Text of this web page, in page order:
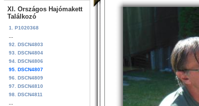
XI. Országos Hajómakett
Találkozó
1. P1020368
92. DSCN4803
93. DSCN4804
94. DSCN4806
95. DSCN4807
96. DSCN4809
97. DSCN4810
98. DSCN4811